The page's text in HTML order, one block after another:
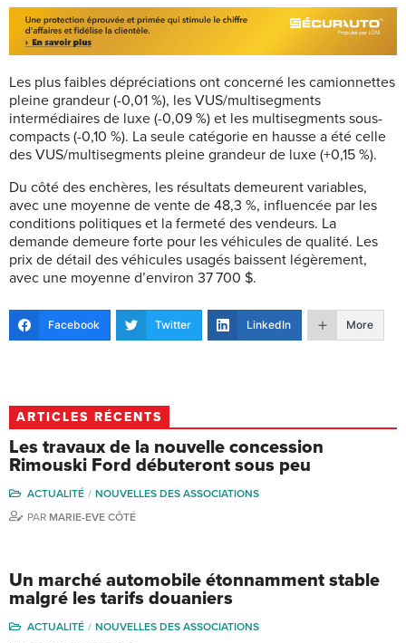
Les plus faibles dépréciations ont concerné les camionnettes
pleine grandeur (-0,01 %), les VUS/multisegments
intermédiaires de luxe (-0,09 %) et les multisegments sous-
compacts (-0,10 %). La seule catégorie en hausse a été celle
des VUS/multisegments pleine grandeur de luxe (+0,15 %).
Du côté des enchères, les résultats demeurent variables,
avec une moyenne de vente de 48,3 %, influencée par les
conditions politiques et la fermeté des vendeurs. La
demande demeure forte pour les véhicules de qualité. Les
prix de détail des véhicules usagés baissent légèrement,
avec une moyenne d’environ 37 700 $.
Facebook Twitter LinkedIn More
ARTICLES RÉCENTS
Les travaux de la nouvelle concession
Rimouski Ford débuteront sous peu
ACTUALITÉ
NOUVELLES DES ASSOCIATIONS
PAR MARIE-EVE CÔTÉ
Un marché automobile étonnamment stable
malgré les tarifs douaniers
ACTUALITÉ
NOUVELLES DES ASSOCIATIONS